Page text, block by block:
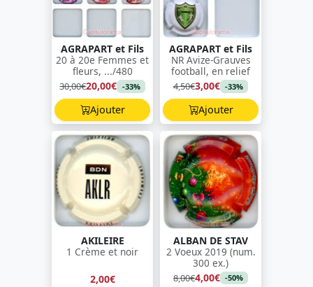
AGRAPART et Fils
20 à 20e Femmes et
fleurs, .../480
30,00€20,00€ -33%
Ajouter
AGRAPART et Fils
NR Avize-Grauves
football, en relief
4,50€3,00€ -33%
Ajouter
AKILEIRE
1 Crème et noir
2,00€
ALBAN DE STAV
2 Voeux 2019 (num.
300 ex.)
8,00€4,00€ -50%